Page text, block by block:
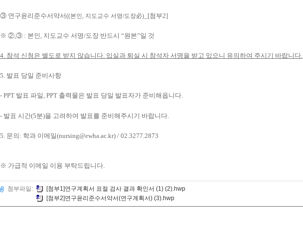
③ 연구윤리준수서약서((본인, 지도교수 서명/도장必) _[첨부2]
※ ②,③ : 본인 , 지도교수 서명/도장 반드시 “원본”일 것
4. 참석 신청은 별도로 받지 않습니다. 입실과 퇴실 시 참석자 서명을 받고 있으니 유의하여 주시기 바랍니다.
5. 발표 당일 준비사항
- PPT 발표 파일 , PPT 출력물은 발표 당일 발표자가 준비해옵니다.
- 발표 시간(5분)을 고려하여 발표를 준비해주시기 바랍니다.
5. 문의 : 학과 이메일(nursing@ewha.ac.kr) / 02.3277.2873
※ 가급적 이메일 이용 부탁드립니다.
첨부파일:
[첨부1]연구계획서 표절 검사 결과 확인서 (1) (2).hwp
[첨부2]연구윤리준수서약서(연구계획서) (3).hwp